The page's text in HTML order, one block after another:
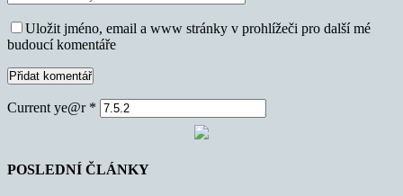
Uložit jméno, email a www stránky v prohlížeči pro další mé
budoucí komentáře
Current ye@r *
POSLEDNÍ ČLÁNKY